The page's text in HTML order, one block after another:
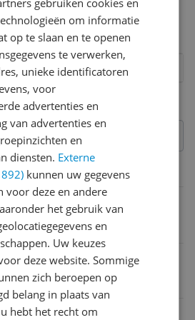
kenmerken
speelgoed eend Edda met
8
7
6
5
Vraag 1 van 4
gebruiken cookies en
om informatie
op te slaan en te openen
te verwerken,
unieke identificatoren
voor
advertenties en
van advertenties en
en
diensten. Externe
kunnen uw gegevens
voor deze en andere
het gebruik van
en
Uw keuzes
deze website. Sommige
zich beroepen op
belang in plaats van
hebt het recht om